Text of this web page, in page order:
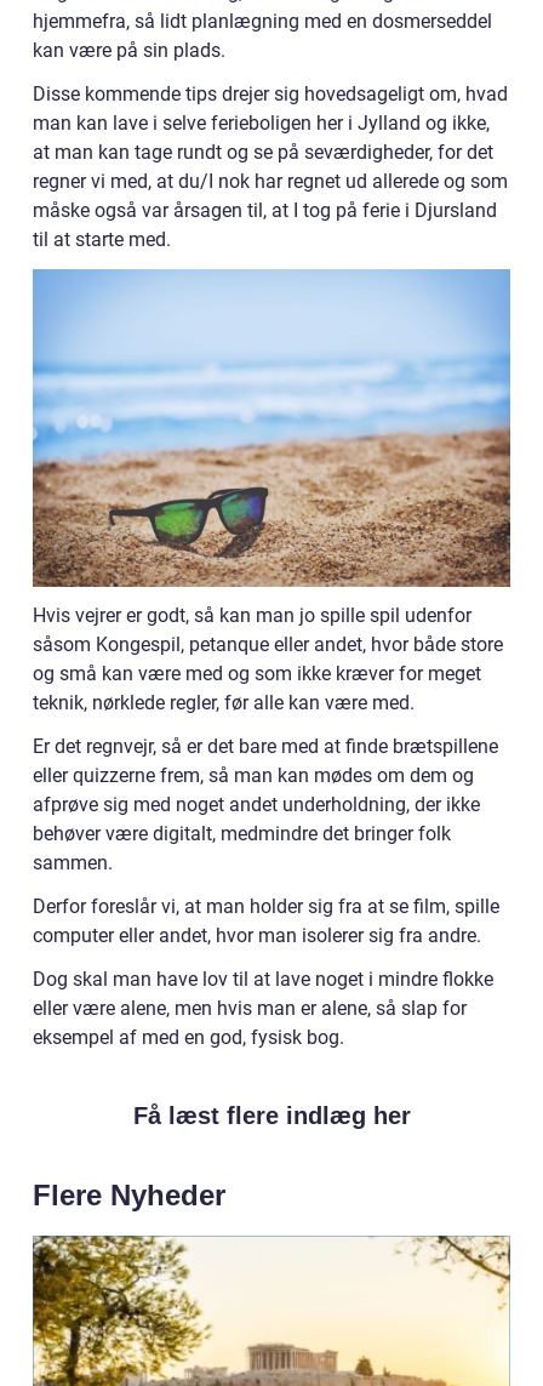
hjemmefra, så lidt planlægning med en dosmerseddel
kan være på sin plads.
Disse kommende tips drejer sig hovedsageligt om, hvad
man kan lave i selve ferieboligen her i Jylland og ikke,
at man kan tage rundt og se på seværdigheder, for det
regner vi med, at du/I nok har regnet ud allerede og som
måske også var årsagen til, at I tog på ferie i Djursland
til at starte med.
Hvis vejrer er godt, så kan man jo spille spil udenfor
såsom Kongespil, petanque eller andet, hvor både store
og små kan være med og som ikke kræver for meget
teknik, nørklede regler, før alle kan være med.
Er det regnvejr, så er det bare med at finde brætspillene
eller quizzerne frem, så man kan mødes om dem og
afprøve sig med noget andet underholdning, der ikke
behøver være digitalt, medmindre det bringer folk
sammen.
Derfor foreslår vi, at man holder sig fra at se film, spille
computer eller andet, hvor man isolerer sig fra andre.
Dog skal man have lov til at lave noget i mindre flokke
eller være alene, men hvis man er alene, så slap for
eksempel af med en god, fysisk bog.
Få læst flere indlæg her
Flere Nyheder